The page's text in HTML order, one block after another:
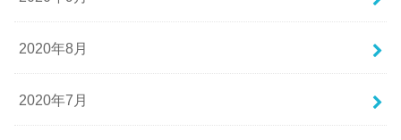
2020年8月
2020年7月